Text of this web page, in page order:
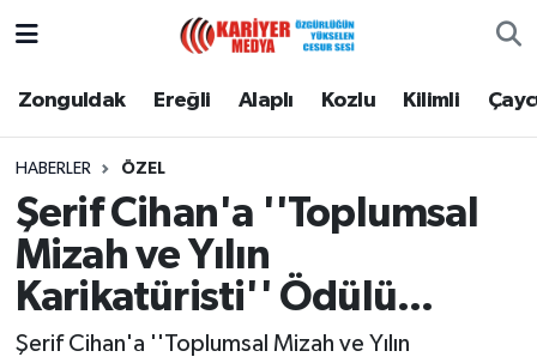
Zonguldak Ereğli Alaplı Kozlu Kilimli
HABERLER ÖZEL
Şerif Cihan'a ''Toplumsal
Mizah ve Yılın
Karikatüristi'' Ödülü...
Şerif Cihan'a ''Toplumsal Mizah ve Yılın
Zonguldak
Alaplı
Kozlu
Kilimli
Zonguldak Nöbetçi Eczaneler
Zonguldak Namaz Vakitleri
Zonguldak Trafik Yoğunluk Haritası
Puan Durumu ve Fikstür